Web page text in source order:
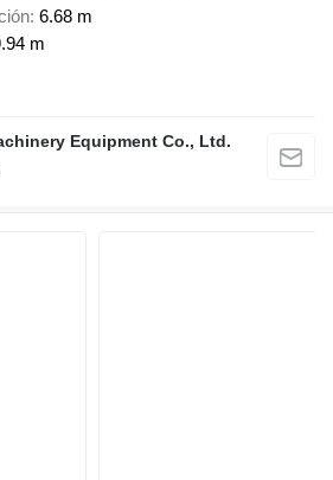
6.68 m
m
Equipment Co., Ltd.